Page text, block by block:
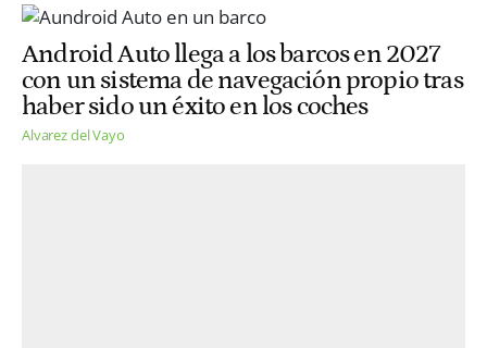
Android Auto llega a los barcos en 2027
con un sistema de navegación propio tras
haber sido un éxito en los coches
Alvarez del Vayo